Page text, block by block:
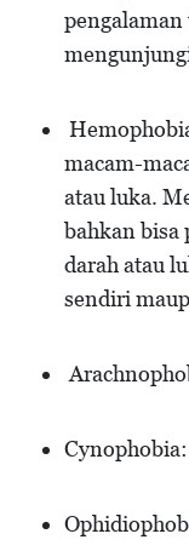
macam-
atau luka.
bahkan bisa
darah atau
sendiri